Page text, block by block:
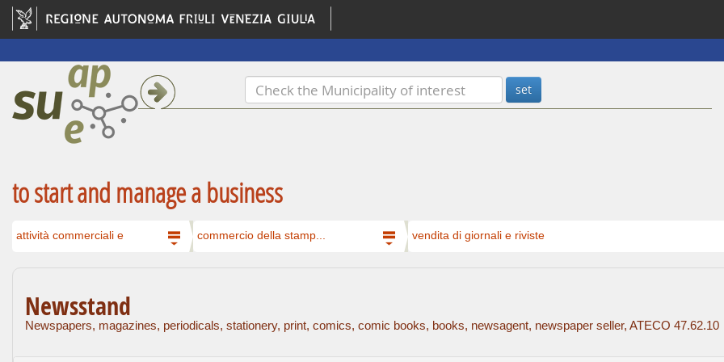
to start and manage a business
attività commerciali e commercio della stamp... vendita di giornali e riviste
Newsstand
Newspapers, magazines, periodicals, stationery, print, comics, comic books, books, newsagent, newspaper seller, ATECO 47.62.10